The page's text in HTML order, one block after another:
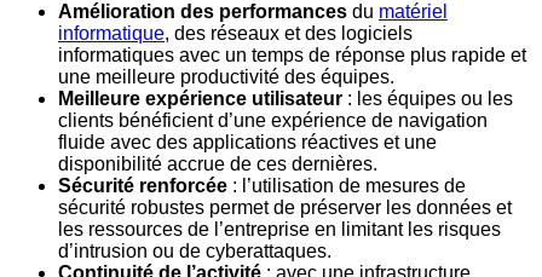
Amélioration des performances du matériel
informatique, des réseaux et des logiciels
informatiques avec un temps de réponse plus rapide et
une meilleure productivité des équipes.
Meilleure expérience utilisateur : les équipes ou les
clients bénéficient d’une expérience de navigation
fluide avec des applications réactives et une
disponibilité accrue de ces dernières.
Sécurité renforcée : l’utilisation de mesures de
sécurité robustes permet de préserver les données et
les ressources de l’entreprise en limitant les risques
d’intrusion ou de cyberattaques.
Continuité de l’activité : avec une infrastructure